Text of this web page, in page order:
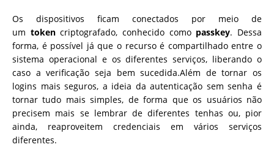
Os dispositivos ficam conectados por meio de
um tokencriptografado, conhecido como passkey. Dessa
forma, é possível já que o recurso é compartilhado entre o
sistema operacional e os diferentes serviços, liberando o
caso a verificação seja bem sucedida.Além de tornar os
logins mais seguros, a ideia da autenticação sem senha é
tornar tudo mais simples, de forma que os usuários não
precisem mais se lembrar de diferentes tenhas ou, pior
ainda, reaproveitem credenciais em vários serviços
diferentes.